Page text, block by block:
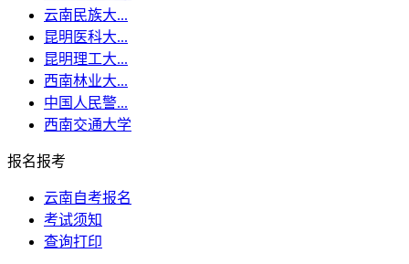
云南民族大...
昆明医科大...
昆明理工大...
西南林业大...
中国人民警...
西南交通大学
报名报考
云南自考报名
考试须知
查询打印